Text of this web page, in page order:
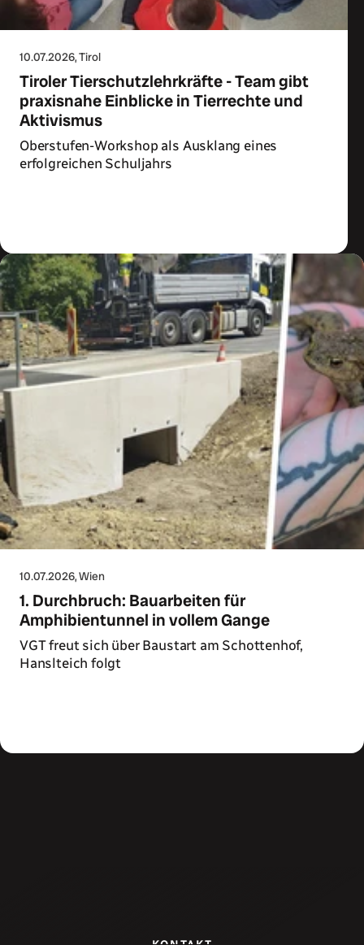
10.07.2026, Tirol
Tiroler Tierschutzlehrkräfte - Team gibt
praxisnahe Einblicke in Tierrechte und
Aktivismus
Oberstufen-Workshop als Ausklang eines
erfolgreichen Schuljahrs
10.07.2026, Wien
1. Durchbruch: Bauarbeiten für
Amphibientunnel in vollem Gange
VGT freut sich über Baustart am Schottenhof,
Hanslteich folgt